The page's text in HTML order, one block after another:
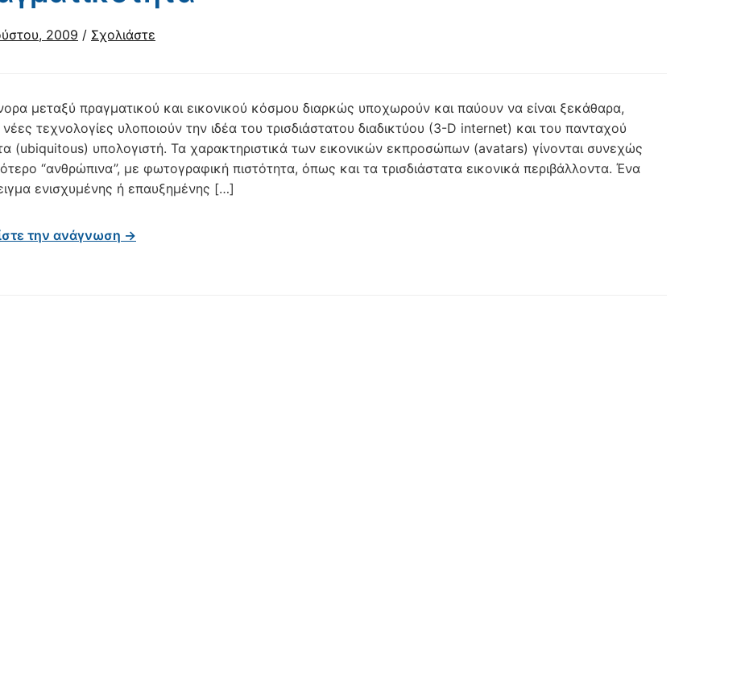
2009 / Σχολιάστε
μεταξύ πραγματικού και εικονικού κόσμου διαρκώς υποχωρούν και παύουν να είναι ξεκάθαρα,
τεχνολογίες υλοποιούν την ιδέα του τρισδιάστατου διαδικτύου (3-D internet) και του πανταχού
(ubiquitous) υπολογιστή. Τα χαρακτηριστικά των εικονικών εκπροσώπων (avatars) γίνονται συνεχώς
“ανθρώπινα”, με φωτογραφική πιστότητα, όπως και τα τρισδιάστατα εικονικά περιβάλλοντα. Ένα
ενισχυμένης ή επαυξημένης […]
την ανάγνωση →